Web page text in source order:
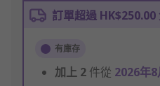
訂單超過 HK$250.00
有庫存
加上 2 件從 2026年8